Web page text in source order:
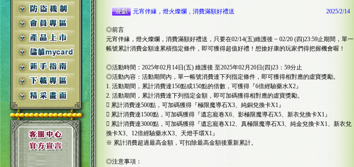
元宵伴緣，燈火燦爛，消費滿額好禮送 2025/2/14
◎前言
元宵伴緣，燈火燦爛，消費滿額好禮送，只要在02/14(五)維護後 ~ 02/20 (四)23:59止期間，單一
帳號累計消費金額達累積指定條件，即可獲得超值好禮！想搶好康的玩家們得把握機會喔！
◎活動時間：2025年02月14日(五) 維護後 至2025年02月20日(四)23：59分止
◎活動內容：活動期間內，單一帳號消費達下列指定條件，即可獲得相對應的虛寶獎勵。
1. 活動期間，累計消費達150點或150點的倍數，可獲得『6倍經驗藥水X2』
2. 活動期間，累計消費達下列指定金額，即可加碼獲得相對應的虛寶獎勵。
 累計消費達500點，可加碼獲得『極限魔導石X3、純銅兌換卡X1』
 累計消費達1500點，可加碼獲得『遺忘寵卷X6、影極限魔導石X5、新衣兌換卡X1』
 累計消費達3000點，可加碼獲得『遺忘寵卷X12、真極限魔導石X3、純金兌換卡X1、新衣兌
換卡X3、12倍經驗藥水X3、天燈手環X1』
※ 累計消費超過最高金額，可扣除最高金額後重新累計。
◎注意事項：